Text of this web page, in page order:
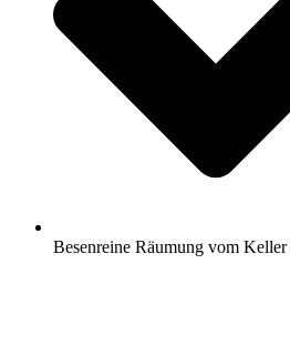
Besenreine Räumung vom